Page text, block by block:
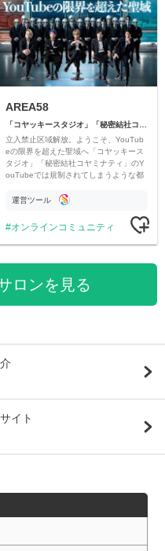
AREA58
立入禁止区域解放。ようこそ、YouTub
eの限界を超えた聖域へ「コヤッキース
タジオ」「秘密結社コヤミナティ」のY
ouTubeでは規制されてしまうような都
公開。
運営ツール
オンラインコミュニティ
ロンを見る
イト